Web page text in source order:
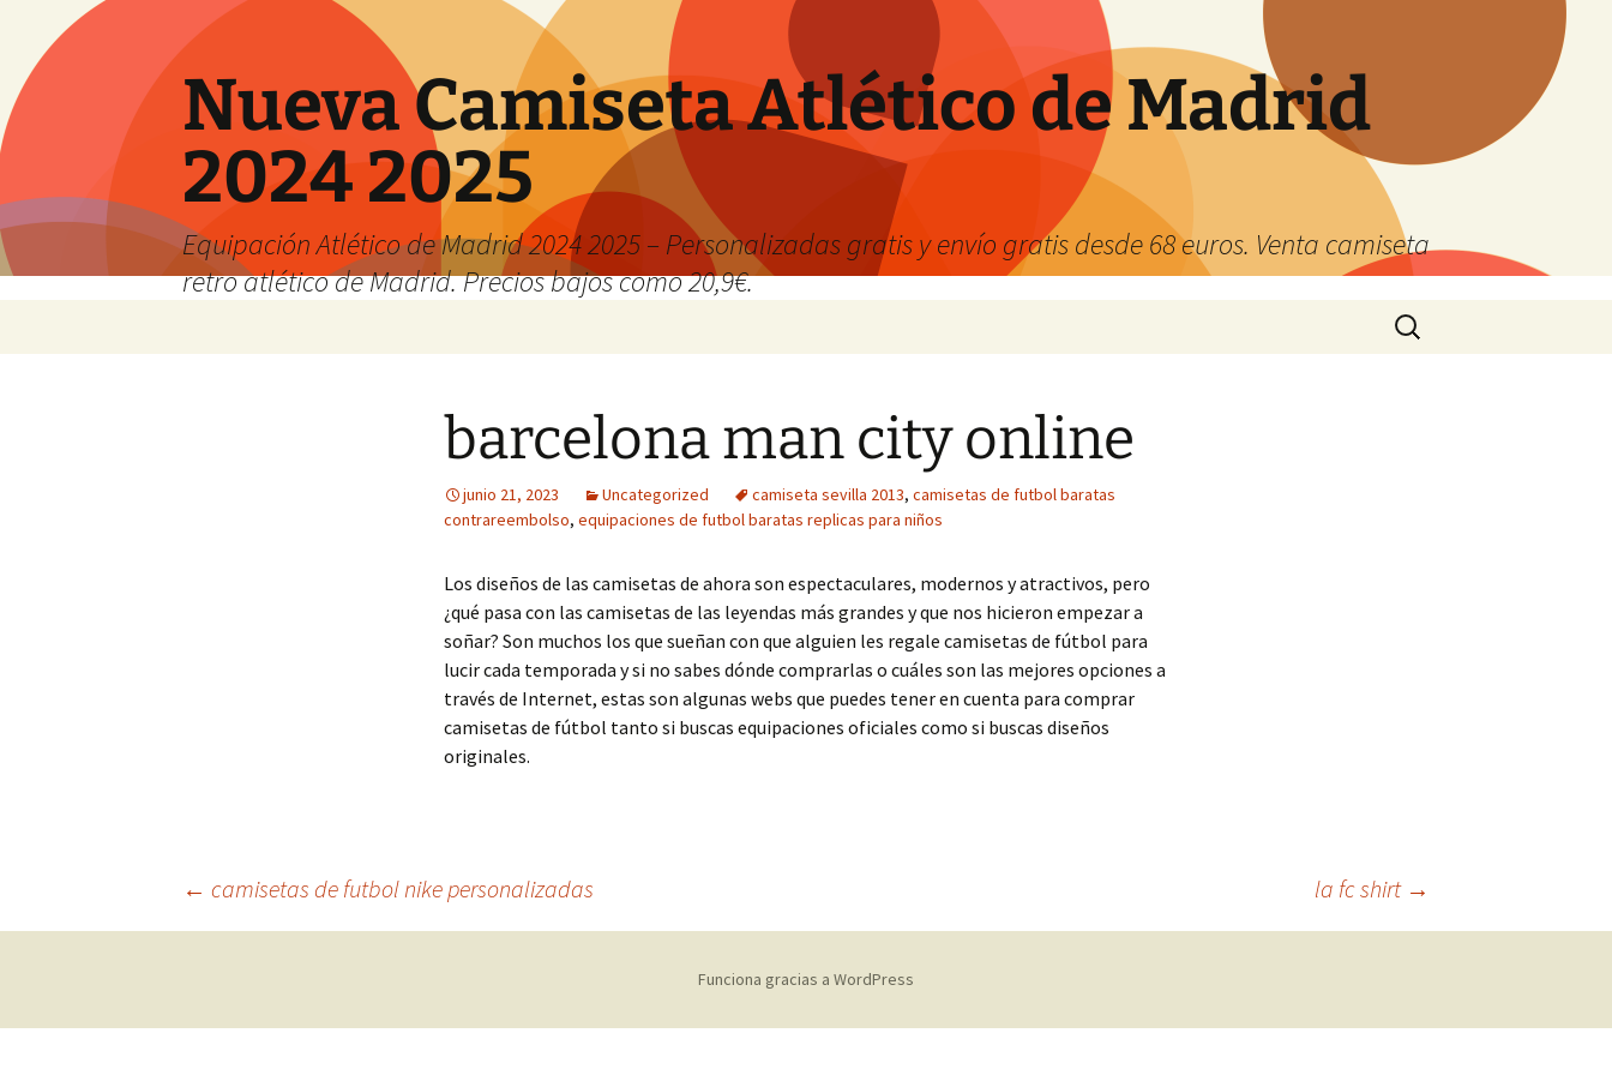
Nueva Camiseta Atlético de Madrid
2024 2025
Equipación Atlético de Madrid 2024 2025 – Personalizadas gratis y envío gratis desde 68 euros. Venta camiseta
retro atlético de Madrid. Precios bajos como 20,9€.
Buscar:
barcelona man city online
junio 21, 2023 Uncategorized camiseta sevilla 2013, camisetas de futbol baratas
contrareembolso, equipaciones de futbol baratas replicas para niños
Los diseños de las camisetas de ahora son espectaculares, modernos y atractivos, pero
¿qué pasa con las camisetas de las leyendas más grandes y que nos hicieron empezar a
soñar? Son muchos los que sueñan con que alguien les regale camisetas de fútbol para
lucir cada temporada y si no sabes dónde comprarlas o cuáles son las mejores opciones a
través de Internet, estas son algunas webs que puedes tener en cuenta para comprar
camisetas de fútbol tanto si buscas equipaciones oficiales como si buscas diseños
originales.
Navegación
← camisetas de futbol nike personalizadas la fc shirt →
Funciona gracias a WordPress